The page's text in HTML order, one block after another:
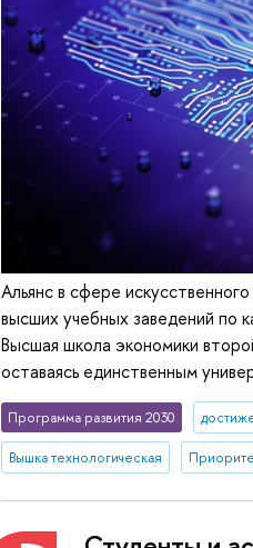
Альянс в сфере
высших учебных заведений по
Высшая школа экономики
оставаясь единственным
Программа развития 2030
Вышка технологическая